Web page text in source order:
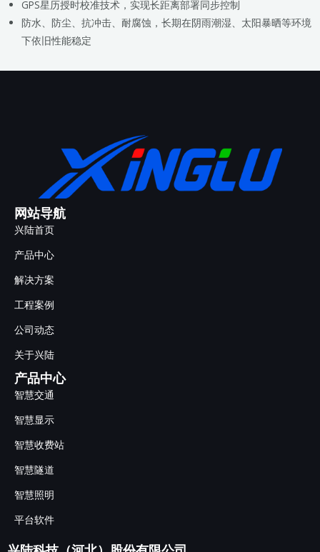
GPS星历授时校准技术，实现长距离部署同步控制
防水、防尘、抗冲击、耐腐蚀，长期在阴雨潮湿、太阳暴晒等环境
下依旧性能稳定
网站导航
兴陆首页
产品中心
解决方案
工程案例
公司动态
关于兴陆
产品中心
智慧交通
智慧显示
智慧收费站
智慧隧道
智慧照明
平台软件